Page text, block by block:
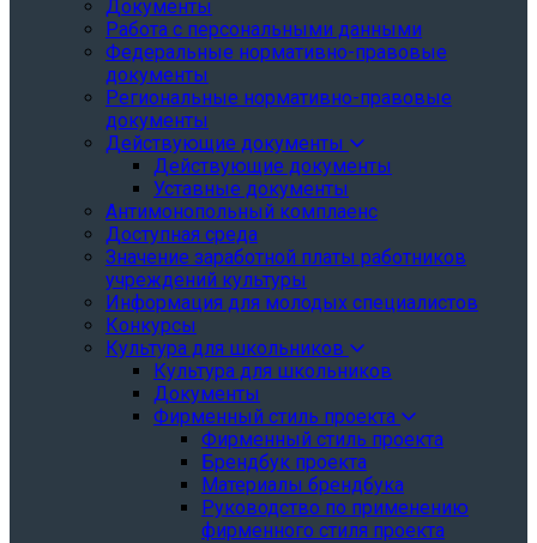
Документы
Работа с персональными данными
Федеральные нормативно-правовые
документы
Региональные нормативно-правовые
документы
Действующие документы
Действующие документы
Уставные документы
Антимонопольный комплаенс
Доступная среда
Значение заработной платы работников
учреждений культуры
Информация для молодых специалистов
Конкурсы
Культура для школьников
Культура для школьников
Документы
Фирменный стиль проекта
Фирменный стиль проекта
Брендбук проекта
Материалы брендбука
Руководство по применению
фирменного стиля проекта